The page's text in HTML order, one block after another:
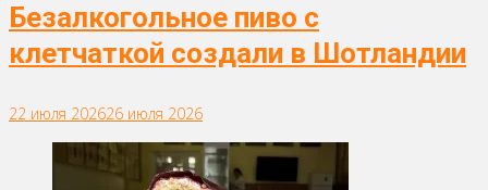
Безалкогольное пиво с
клетчаткой создали в Шотландии
22 июля 202626 июля 2026